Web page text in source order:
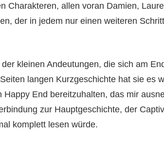
Charakteren, allen voran Damien,
der in jedem nur einen weiteren
kleinen Andeutungen, die sich am
langen Kurzgeschichte hat sie es
End bereitzuhalten, das mir
zur Hauptgeschichte, der
komplett lesen würde.